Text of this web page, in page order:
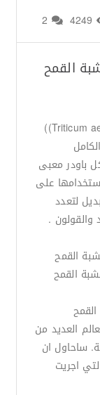
القمح
هي اوراق نبات القمح (قمح الخبز) Triticum aestivum))
باودر معبى
على
لتعدد
والقولون .
القمح
عصير عشبة القمح
العديد من
ساحاول ان
اجريت